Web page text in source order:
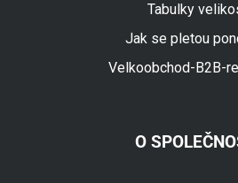
Tabulky
Jak se pletou
Velkoobchod-B2B-
O